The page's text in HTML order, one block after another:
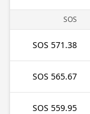
SOS
571.38 SOS
565.67 SOS
559.95 SOS